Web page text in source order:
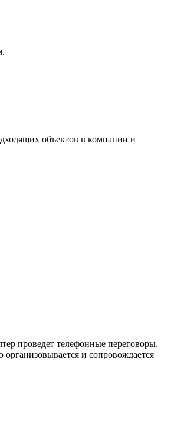
объектов в компании и
проведет телефонные переговоры,
и сопровождается